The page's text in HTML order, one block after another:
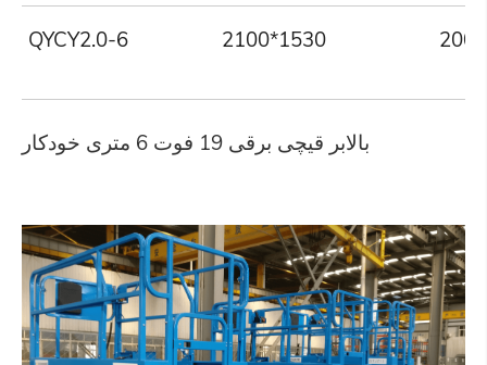
QYCY2.0-6 2100*1530 2000
بالابر قیچی برقی 19 فوت 6 متری خودکار